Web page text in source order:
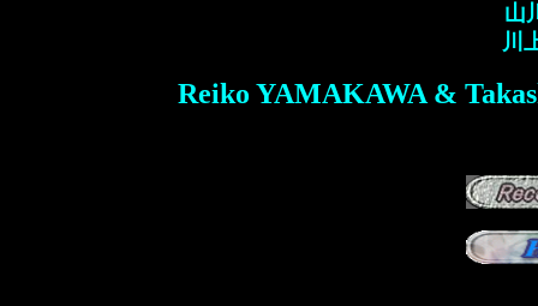
山
川
Reiko YAMAKAWA &